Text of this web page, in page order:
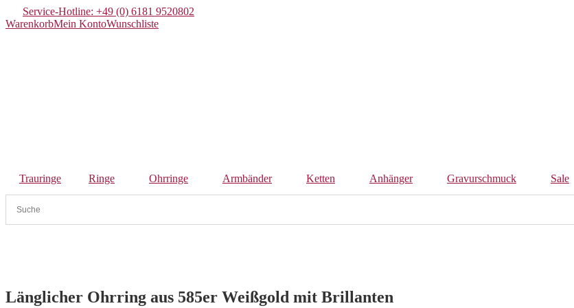
Service-Hotline: +49 (0) 6181 9520802
WarenkorbMein KontoWunschliste
Trauringe Ringe Ohrringe Armbänder Ketten Anhänger Gravurschmuck Sale
Länglicher Ohrring aus 585er Weißgold mit Brillanten